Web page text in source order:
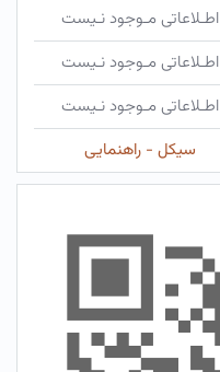
اطـلاعاتی مـوجود نـیست
اطـلاعاتی مـوجود نـیست
اطـلاعاتی مـوجود نـیست
سیکل - راهنمایی